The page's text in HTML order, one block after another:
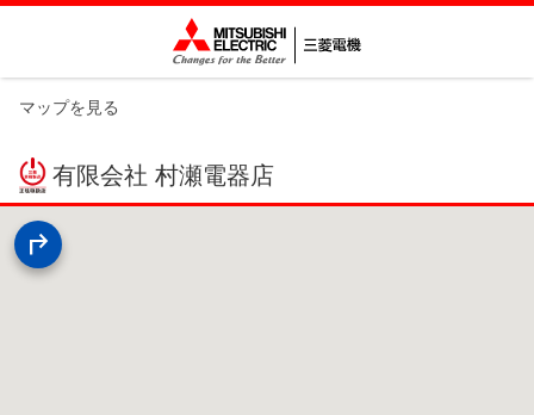
マップを見る
有限会社 村瀬電器店